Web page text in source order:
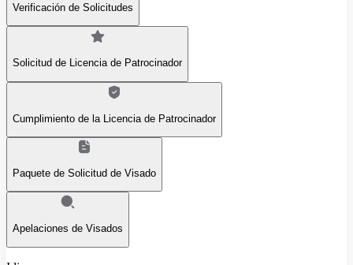
Verificación de Solicitudes
Solicitud de Licencia de Patrocinador
Cumplimiento de la Licencia de Patrocinador
Paquete de Solicitud de Visado
Apelaciones de Visados